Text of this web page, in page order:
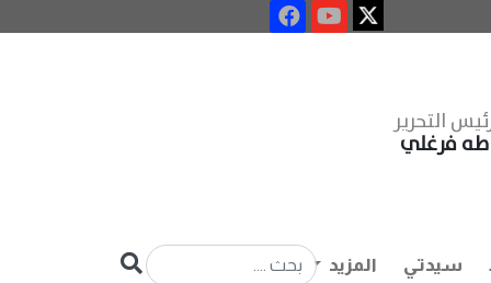
التحرير
طه فرغلي
سيدتي المزيد